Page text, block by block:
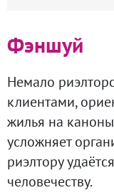
Фэншуй
Немало
клиентами,
жилья на
усложняет
риэлтору
человечеству.